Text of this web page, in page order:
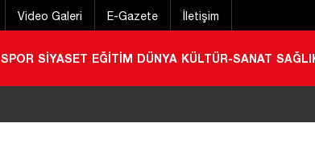
Video Galeri E-Gazete İletişim
SPOR SİYASET EĞİTİM DÜNYA KÜLTÜR-SANAT